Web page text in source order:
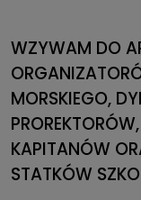
WZYWAM DO
MORSKIEGO,
KAPITANÓW
STATKÓW